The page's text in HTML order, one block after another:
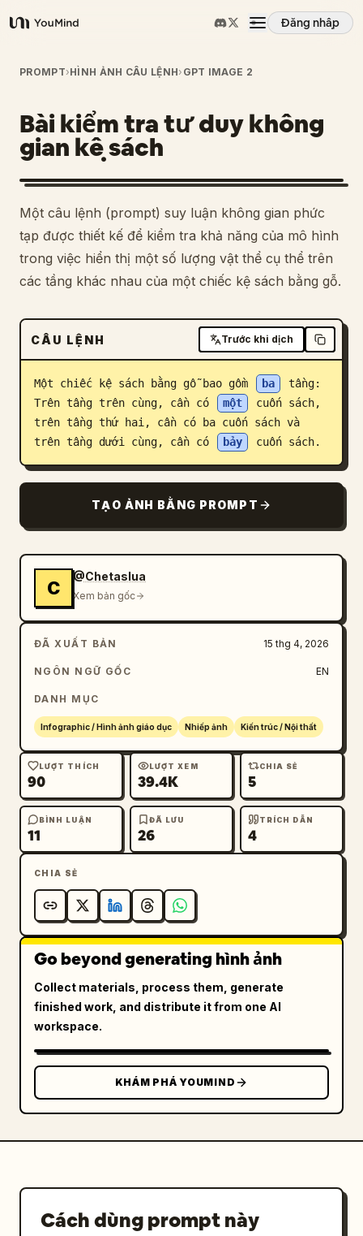
YouMind
Đăng nhập
Tổng quan
Các trường hợp sử dụng
Kỹ năng
Lời nhắc
Giá cả
Tải xuống
Blog
Cập nhật
PROMPT›HÌNH ẢNH CÂU LỆNH› GPT IMAGE 2
Bài kiểm tra tư duy không
gian kệ sách
Một câu lệnh (prompt) suy luận không gian phức
tạp được thiết kế để kiểm tra khả năng của mô hình
trong việc hiển thị một số lượng vật thể cụ thể trên
các tầng khác nhau của một chiếc kệ sách bằng gỗ.
CÂU LỆNH Trước khi dịch
Một chiếc kệ sách bằng gỗ bao gồm ba
tầng:
Trên tầng trên cùng, cần có
một
cuốn sách,
trên tầng thứ hai, cần có ba cuốn sách và
trên tầng dưới cùng, cần có
bảy cuốn sách.
TẠO ẢNH BẰNG PROMPT
C
@Chetaslua
Xem bản gốc
ĐÃ XUẤT BẢN 15 thg 4, 2026
NGÔN NGỮ GỐC EN
DANH MỤC
Infographic / Hình ảnh giáo dục Nhiếp ảnh Kiến trúc / Nội thất
LƯỢT THÍCH
90
LƯỢT XEM
39.4K
CHIA SẺ
5
BÌNH LUẬN
11
ĐÃ LƯU
26
TRÍCH DẪN
4
CHIA SẺ
Go beyond generating hình ảnh
Collect materials, process them, generate
finished work, and distribute it from one AI
workspace.
KHÁM PHÁ YOUMIND
Cách dùng prompt này